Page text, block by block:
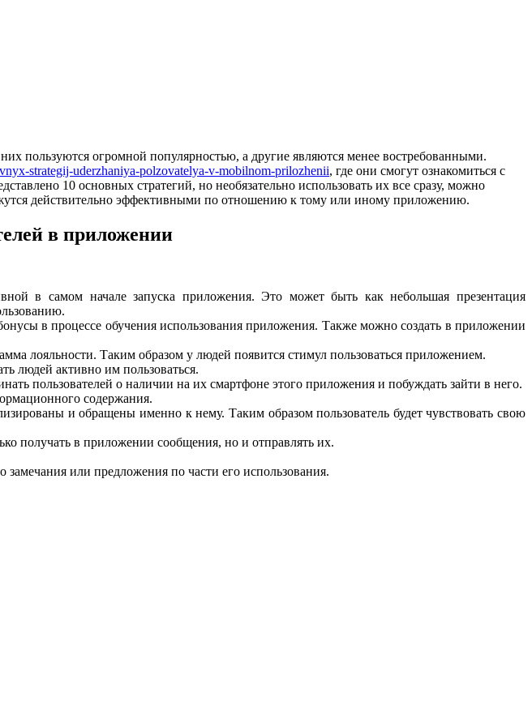
пользуются огромной популярностью, а другие являются менее востребованными.
strategij-uderzhaniya-polzovatelya-v-mobilnom-prilozhenii, где они смогут ознакомиться с
10 основных стратегий, но необязательно использовать их все сразу, можно
действительно эффективными по отношению к тому или иному приложению.
в приложении
в самом начале запуска приложения. Это может быть как небольшая презентация
в процессе обучения использования приложения. Также можно создать в приложении
лояльности. Таким образом у людей появится стимул пользоваться приложением.
людей активно им пользоваться.
пользователей о наличии на их смартфоне этого приложения и побуждать зайти в него.
содержания.
и обращены именно к нему. Таким образом пользователь будет чувствовать свою
получать в приложении сообщения, но и отправлять их.
или предложения по части его использования.